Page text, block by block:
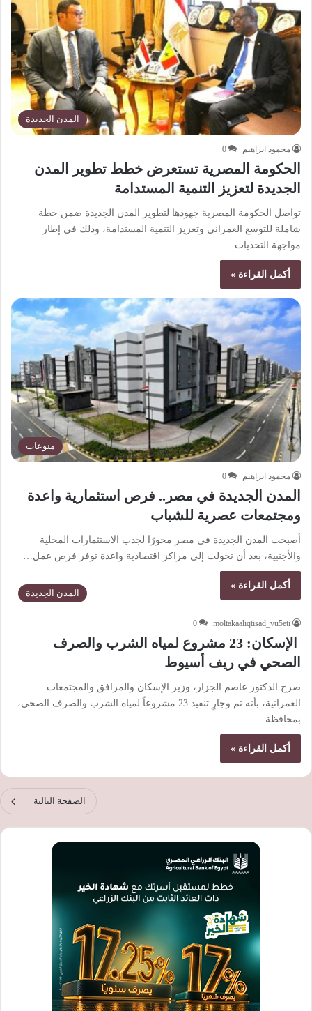
المدن الجديدة
محمود ابراهيم 0
الحكومة المصرية تستعرض خطط تطوير المدن
الجديدة لتعزيز التنمية المستدامة
تواصل الحكومة المصرية جهودها لتطوير المدن الجديدة ضمن خطة
شاملة للتوسع العمراني وتعزيز التنمية المستدامة، وذلك في إطار
مواجهة التحديات…
أكمل القراءة »
منوعات
محمود ابراهيم 0
المدن الجديدة في مصر.. فرص استثمارية واعدة
ومجتمعات عصرية للشباب
أصبحت المدن الجديدة في مصر محورًا لجذب الاستثمارات المحلية
والأجنبية، بعد أن تحولت إلى مراكز اقتصادية واعدة توفر فرص عمل…
أكمل القراءة »
المدن الجديدة
moltakaaliqtisad_vu5eti
0
الإسكان: 23 مشروع لمياه الشرب والصرف
الصحي في ريف أسيوط
صرح الدكتور عاصم الجزار، وزير الإسكان والمرافق والمجتمعات
العمرانية، بأنه تم وجارٍ تنفيذ 23 مشروعاً لمياه الشرب والصرف الصحى،
بمحافظة…
أكمل القراءة »
الصفحة التالية